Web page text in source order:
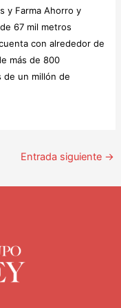
y Farma Ahorro y
67 mil metros
con alrededor de
más de 800
de un millón de
Entrada siguiente →